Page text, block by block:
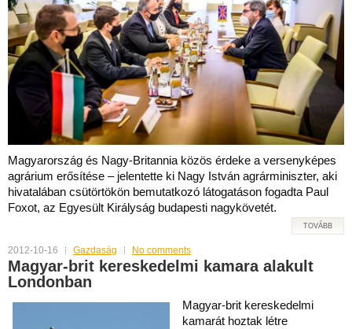
Magyarország és Nagy-Britannia közös érdeke a versenyképes
agrárium erősítése – jelentette ki Nagy István agrárminiszter, aki
hivatalában csütörtökön bemutatkozó látogatáson fogadta Paul
Foxot, az Egyesült Királyság budapesti nagykövetét.
TOVÁBB
2012-10-16 Gazdaság No comments
Magyar-brit kereskedelmi kamara alakult
Londonban
Magyar-brit kereskedelmi
kamarát hoztak létre